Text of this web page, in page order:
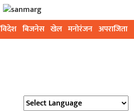
बिजनेस खेल मनोरंजन अपराजिता